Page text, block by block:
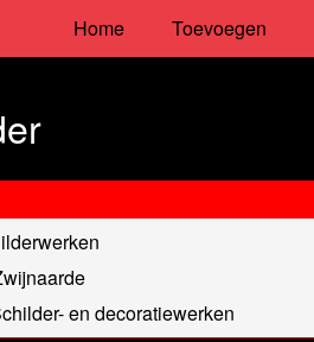
Home Toevoegen
en decoratiewerken